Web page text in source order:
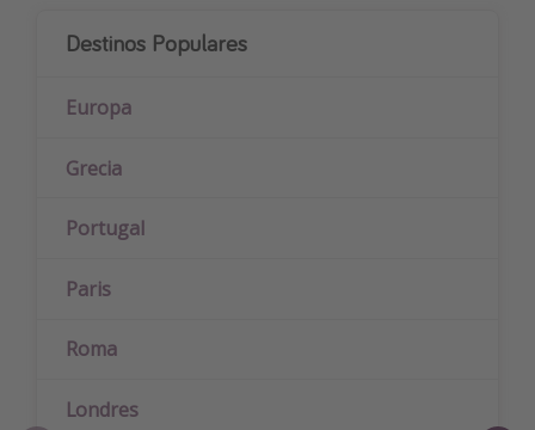
Destinos Populares
Europa
Grecia
Portugal
Paris
Roma
Londres